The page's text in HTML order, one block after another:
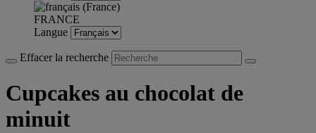
FRANCE
Langue
Effacer la recherche
Cupcakes au chocolat de
minuit